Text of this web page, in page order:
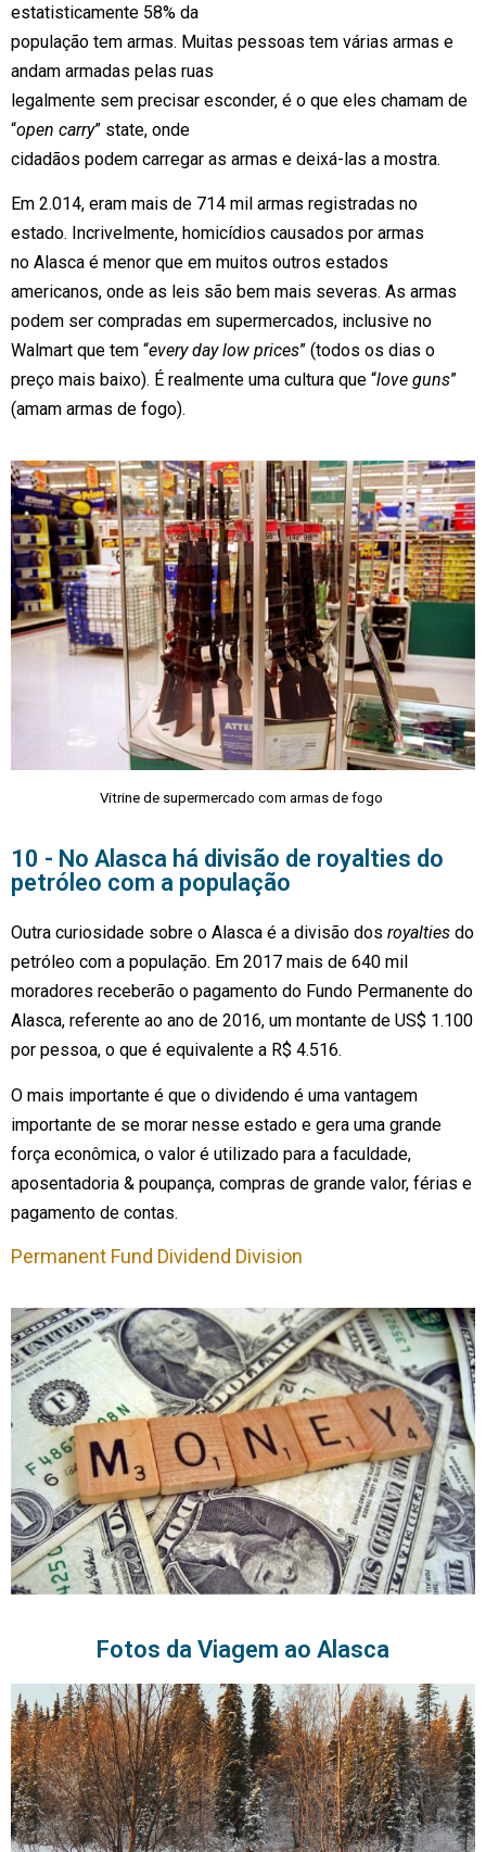
estatisticamente 58% da
população tem armas. Muitas pessoas tem várias armas e
andam armadas pelas ruas
legalmente sem precisar esconder, é o que eles chamam de
“open carry” state, onde
cidadãos podem carregar as armas e deixá-las a mostra.
Em 2.014, eram mais de 714 mil armas registradas no
estado. Incrivelmente, homicídios causados por armas
no Alasca é menor que em muitos outros estados
americanos, onde as leis são bem mais severas. As armas
podem ser compradas em supermercados, inclusive no
Walmart que tem “every day low prices” (todos os dias o
preço mais baixo). É realmente uma cultura que “love guns”
(amam armas de fogo).
Vitrine de supermercado com armas de fogo
10 - No Alasca há divisão de royalties do
petróleo com a população
Outra curiosidade sobre o Alasca é a divisão dos royalties do
petróleo com a população. Em 2017 mais de 640 mil
moradores receberão o pagamento do Fundo Permanente do
Alasca, referente ao ano de 2016, um montante de US$ 1.100
por pessoa, o que é equivalente a R$ 4.516.
O mais importante é que o dividendo é uma vantagem
importante de se morar nesse estado e gera uma grande
força econômica, o valor é utilizado para a faculdade,
aposentadoria & poupança, compras de grande valor, férias e
pagamento de contas.
Permanent Fund Dividend Division
Fotos da Viagem ao Alasca